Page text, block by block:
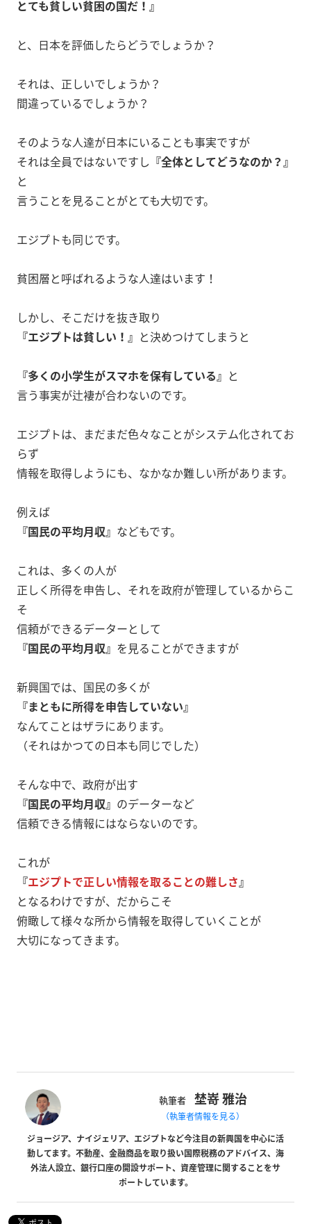
とても貧しい貧困の国だ！』
と、日本を評価したらどうでしょうか？
それは、正しいでしょうか？
間違っているでしょうか？
そのような人達が日本にいることも事実ですが
それは全員ではないですし 『全体としてどうなのか？』
と
言うことを見ることがとても大切です。
エジプトも同じです。
貧困層と呼ばれるような人達はいます！
しかし、そこだけを抜き取り
『エジプトは貧しい！』 と決めつけてしまうと
『多くの小学生がスマホを保有している』 と
言う事実が辻褄が合わないのです。
エジプトは、まだまだ色々なことがシステム化されてお
らず
情報を取得しようにも、なかなか難しい所があります。
例えば
『国民の平均月収』 などもです。
これは、多くの人が
正しく所得を申告し、それを政府が管理しているからこ
そ
信頼ができるデーターとして
『国民の平均月収』 を見ることができますが
新興国では、国民の多くが
『まともに所得を申告していない』
なんてことはザラにあります。
（それはかつての日本も同じでした）
そんな中で、政府が出す
『国民の平均月収』 のデーターなど
信頼できる情報にはならないのです。
これが
『エジプトで正しい情報を取ることの難しさ』
となるわけですが、だからこそ
俯瞰して様々な所から情報を取得していくことが
大切になってきます。
執筆者 埜嵜 雅治
（執筆者情報を見る）
ジョージア、ナイジェリア、エジプトなど今注目の新興国を中心に活
動してます。不動産、金融商品を取り扱い国際税務のアドバイス、海
外法人設立、銀行口座の開設サポート、資産管理に関することをサ
ポートしています。